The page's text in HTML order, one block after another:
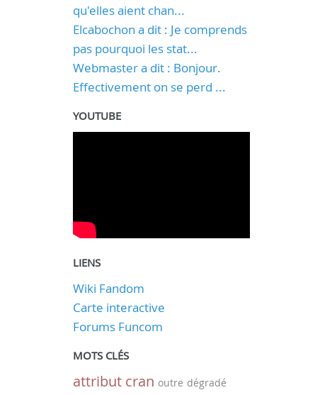
qu'elles aient chan...
Elcabochon a dit : Je comprends
pas pourquoi les stat...
Webmaster a dit : Bonjour.
Effectivement on se perd ...
YOUTUBE
LIENS
Wiki Fandom
Carte interactive
Forums Funcom
MOTS CLÉS
attribut cran outre dégradé